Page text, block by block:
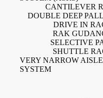
CANTILEVER
DOUBLE DEEP
DRIVE IN
RAK
SELECTIVE
SHUTTLE
VERY NARROW
SYSTEM